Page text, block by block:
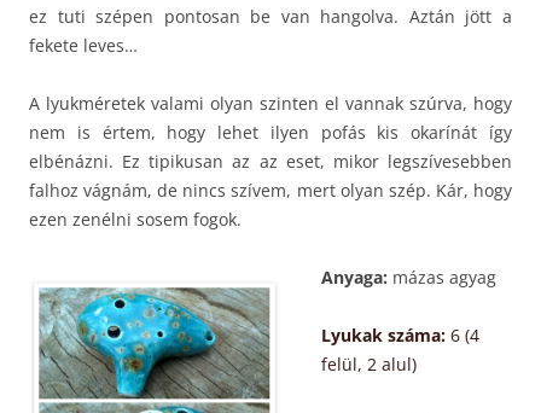
ez tuti szépen pontosan be van hangolva. Aztán jött a
fekete leves…
A lyukméretek valami olyan szinten el vannak szúrva, hogy
nem is értem, hogy lehet ilyen pofás kis okarínát így
elbénázni. Ez tipikusan az az eset, mikor legszívesebben
falhoz vágnám, de nincs szívem, mert olyan szép. Kár, hogy
ezen zenélni sosem fogok.
Anyaga: mázas agyag
Lyukak száma: 6 (4
felül, 2 alul)